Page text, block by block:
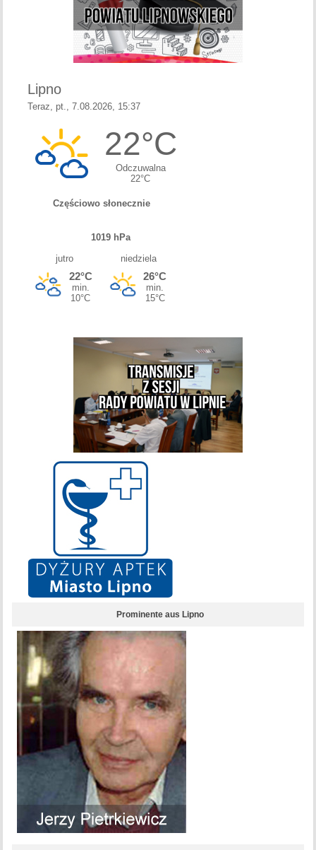
Prominente aus Lipno